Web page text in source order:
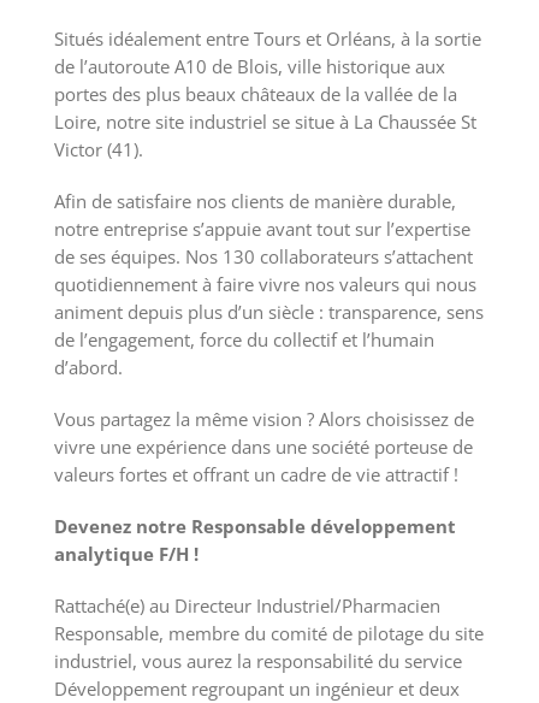
Situés idéalement entre Tours et Orléans, à la sortie
de l’autoroute A10 de Blois, ville historique aux
portes des plus beaux châteaux de la vallée de la
Loire, notre site industriel se situe à La Chaussée St
Victor (41).
Afin de satisfaire nos clients de manière durable,
notre entreprise s’appuie avant tout sur l’expertise
de ses équipes. Nos 130 collaborateurs s’attachent
quotidiennement à faire vivre nos valeurs qui nous
animent depuis plus d’un siècle : transparence, sens
de l’engagement, force du collectif et l’humain
d’abord.
Vous partagez la même vision ? Alors choisissez de
vivre une expérience dans une société porteuse de
valeurs fortes et offrant un cadre de vie attractif !
Devenez notre Responsable développement
analytique F/H !
Rattaché(e) au Directeur Industriel/Pharmacien
Responsable, membre du comité de pilotage du site
industriel, vous aurez la responsabilité du service
Développement regroupant un ingénieur et deux